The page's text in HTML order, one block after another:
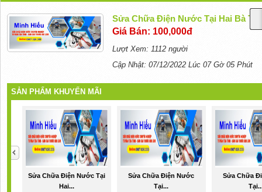
Sửa Chữa Điện Nước Tại Hai Bà
Giá Bán: 100,000đ
Lượt Xem: 1112 người
Cập Nhật: 07/12/2022 Lúc 07 Gờ 05 Phút
SẢN PHẨM KHUYẾN MÃI
Sửa Chữa Điện Nước Tại
Hai...
Sửa Chữa Điện Nước
Tại...
Sửa Chữa